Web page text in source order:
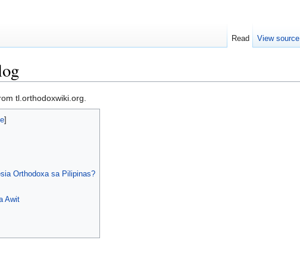
tl.orthodoxwiki.org.
Orthodoxa sa Pilipinas?
Awit
Read View source